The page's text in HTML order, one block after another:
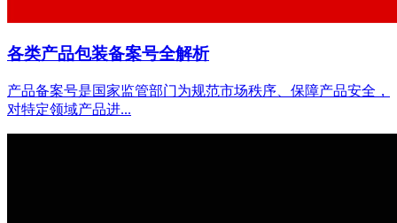
各类产品包装备案号全解析
产品备案号是国家监管部门为规范市场秩序、保障产品安全，
对特定领域产品进...